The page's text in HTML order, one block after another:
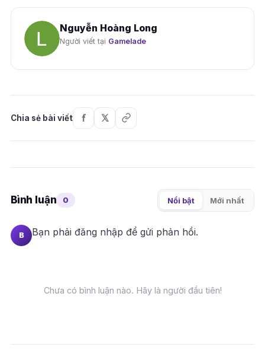
Nguyễn Hoàng Long
Người viết tại Gamelade
Chia sẻ bài viết
Bình luận 0 Nổi bật Mới nhất
B Bạn phải đăng nhập để gửi phản hồi.
Chưa có bình luận nào. Hãy là người đầu tiên!